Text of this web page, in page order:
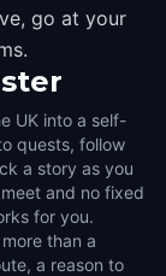
go at your
UK into a self-
quests, follow
a story as you
and no fixed
for you.
than a
a reason to